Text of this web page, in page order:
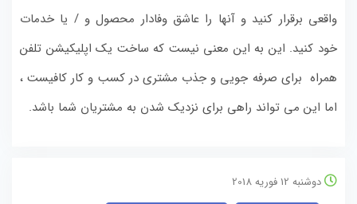
واقعی برقرار کنید و آنها را عاشق وفادار محصول و / یا خدمات
خود کنید. این به این معنی نیست که ساخت یک اپلیکیشن تلفن
همراه برای صرفه جویی و جذب مشتری در کسب و کار کافیست ،
اما این می تواند راهی برای نزدیک شدن به مشتریان شما باشد.
دوشنبه 12 فوریه 2018